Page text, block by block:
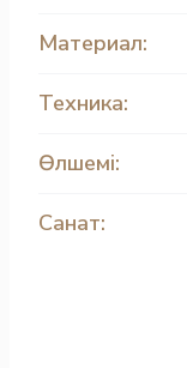
Материал:
Техника:
Өлшемі:
Санат: